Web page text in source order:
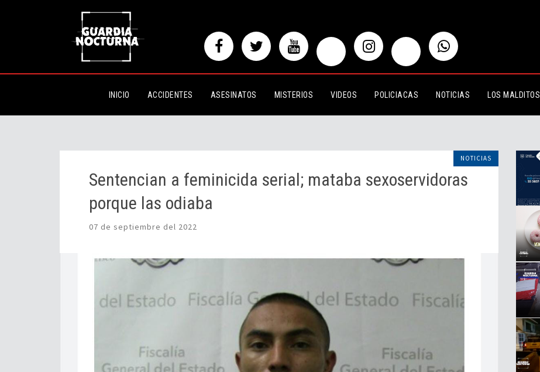
INICIO ACCIDENTES ASESINATOS MISTERIOS VIDEOS POLICIACAS NOTICIAS LOS MALDITOS
Sentencian a feminicida serial; mataba sexoservidoras porque las
odiaba
NOTICIAS
Sentencian a feminicida serial; mataba sexoservidoras
porque las odiaba
07 de septiembre del 2022